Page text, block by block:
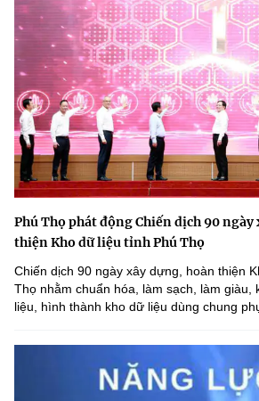
Phú Thọ phát động Chiến dịch 90 ngày
thiện Kho dữ liệu tỉnh Phú Thọ
Chiến dịch 90 ngày xây dựng, hoàn thiện
Thọ nhằm chuẩn hóa, làm sạch, làm giàu,
liệu, hình thành kho dữ liệu dùng chung